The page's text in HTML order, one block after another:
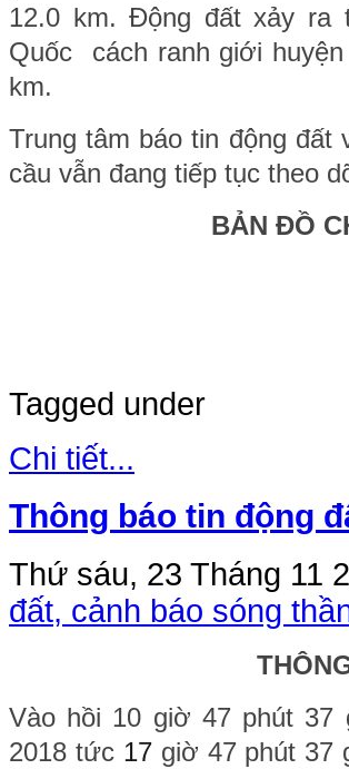
12.0 km. Động đất xảy ra
Quốc cách ranh giới
km.
Trung tâm báo tin động đất
cầu vẫn đang tiếp tục theo
BẢN ĐỒ
Tagged under
Chi tiết...
Thông báo tin động
Thứ sáu, 23 Tháng 11
đất, cảnh báo sóng
Vào hồi 10 giờ 47 phút 37
2018 tức 17 giờ 47 phút 37